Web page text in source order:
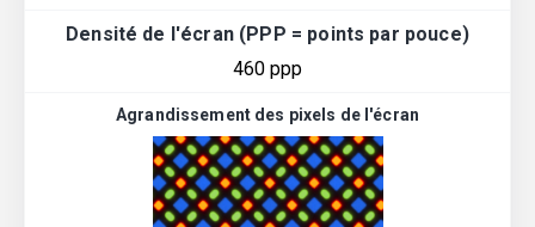
Densité de l'écran (PPP = points par pouce)
460 ppp
Agrandissement des pixels de l'écran